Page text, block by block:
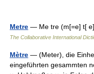
Metre — Me tre (m[=e] t[
The Collaborative International
Mètre — (Meter), die
eingeführten gesammten